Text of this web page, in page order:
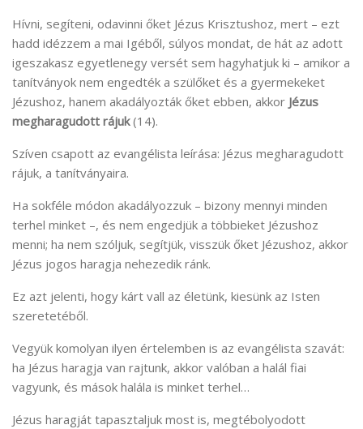
Hívni, segíteni, odavinni őket Jézus Krisztushoz, mert – ezt
hadd idézzem a mai Igéből, súlyos mondat, de hát az adott
igeszakasz egyetlenegy versét sem hagyhatjuk ki – amikor a
tanítványok nem engedték a szülőket és a gyermekeket
Jézushoz, hanem akadályozták őket ebben, akkor Jézus
megharagudott rájuk(14).
Szíven csapott az evangélista leírása: Jézus megharagudott
rájuk, a tanítványaira.
Ha sokféle módon akadályozzuk – bizony mennyi minden
terhel minket –, és nem engedjük a többieket Jézushoz
menni; ha nem szóljuk, segítjük, visszük őket Jézushoz, akkor
Jézus jogos haragja nehezedik ránk.
Ez azt jelenti, hogy kárt vall az életünk, kiesünk az Isten
szeretetéből.
Vegyük komolyan ilyen értelemben is az evangélista szavát:
ha Jézus haragja van rajtunk, akkor valóban a halál fiai
vagyunk, és mások halála is minket terhel…
Jézus haragját tapasztaljuk most is, megtébolyodott